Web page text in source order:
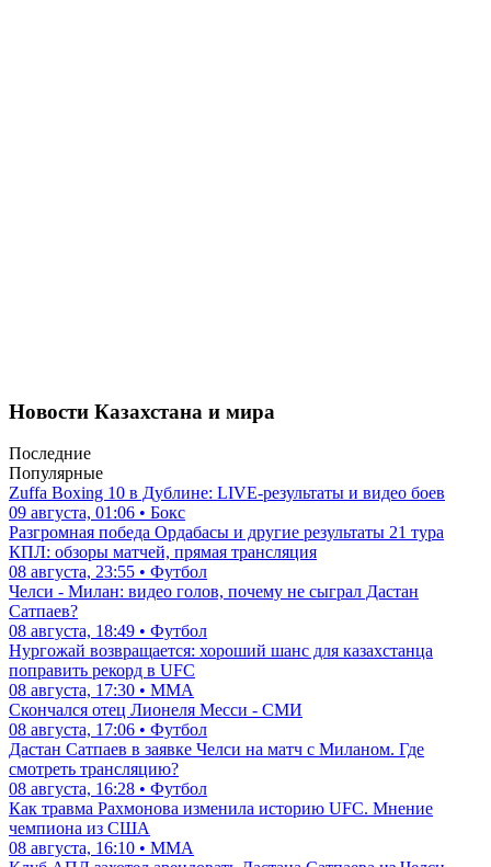
Новости Казахстана и мира
Последние
Популярные
Zuffa Boxing 10 в Дублине: LIVE-результаты и видео боев
09 августа, 01:06 • Бокс
Разгромная победа Ордабасы и другие результаты 21 тура
КПЛ: обзоры матчей, прямая трансляция
08 августа, 23:55 • Футбол
Челси - Милан: видео голов, почему не сыграл Дастан
Сатпаев?
08 августа, 18:49 • Футбол
Нургожай возвращается: хороший шанс для казахстанца
поправить рекорд в UFC
08 августа, 17:30 • ММА
Скончался отец Лионеля Месси - СМИ
08 августа, 17:06 • Футбол
Дастан Сатпаев в заявке Челси на матч с Миланом. Где
смотреть трансляцию?
08 августа, 16:28 • Футбол
Как травма Рахмонова изменила историю UFC. Мнение
чемпиона из США
08 августа, 16:10 • ММА